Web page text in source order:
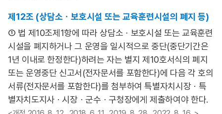
제12조 (상담소ㆍ보호시설 또는 교육훈련시설의 폐지 등)
① 법 제10조제1항에 따라 상담소ㆍ보호시설 또는 교육훈련
시설을 폐지하거나 그 운영을 일시적으로 중단(중단기간은
1년 이내로 한정한다)하려는 자는 별지 제10호서식의 폐지
또는 운영중단 신고서(전자문서를 포함한다)에 다음 각 호의
서류(전자문서를 포함한다)를 첨부하여 특별자치시장ㆍ특
별자치도지사ㆍ시장ㆍ군수ㆍ구청장에게 제출하여야 한다.